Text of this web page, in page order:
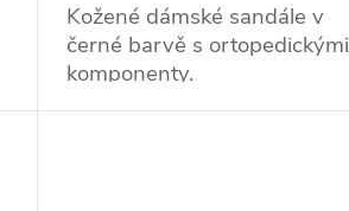
Kožené dámské sandále v
černé barvě s ortopedickými
komponenty.